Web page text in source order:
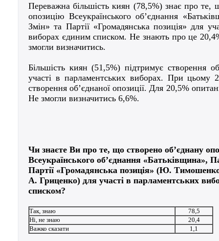
Переважна більшість киян (78,5%) знає про те,
опозицію Всеукраїнського об’єднання
Змін» та Партії «Громадянська позиція» для
виборах єдиним списком. Не знають про це
змогли визначитись.
Більшість киян (51,5%) підтримує створення
участі в парламентських виборах. При цьому
створення об’єднаної опозиції. Для 20,5%
Не змогли визначитись 6,6%.
Чи знаєте Ви про те, що створено об’єднану
Всеукраїнського об’єднання «Батьківщина»,
Партії «Громадянська позиція» (Ю.
А. Гриценко) для участі в парламентських
списком?
Так, знаю
78,5
Ні, не знаю
20,4
Важко сказати
1,1